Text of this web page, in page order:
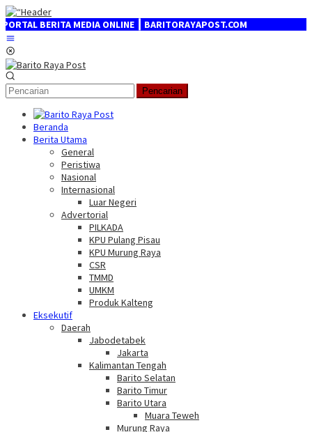
Loncat
ke
konten
BERITA MEDIA ONLINE ┃ BARITORAYAPOST.COM
Pencarian
Beranda
Berita Utama
General
Peristiwa
Nasional
Internasional
Luar Negeri
Advertorial
PILKADA
KPU Pulang Pisau
KPU Murung Raya
CSR
TMMD
UMKM
Produk Kalteng
Eksekutif
Daerah
Jabodetabek
Jakarta
Kalimantan Tengah
Barito Selatan
Barito Timur
Barito Utara
Muara Teweh
Murung Raya